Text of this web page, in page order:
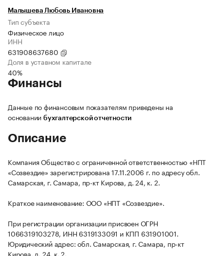
Малышева Любовь Ивановна
Тип субъекта
Физическое лицо
ИНН
631908637680
Доля в уставном капитале
40%
Финансы
Данные по финансовым показателям приведены на
основании бухгалтерской отчетности
Описание
Компания Общество с ограниченной ответственностью «НПТ
«Созвездие» зарегистрирована 17.11.2006 г. по адресу обл.
Самарская, г. Самара, пр-кт Кирова, д. 24, к. 2.
Краткое наименование: ООО «НПТ «Созвездие».
При регистрации организации присвоен ОГРН
1066319103278, ИНН 6319133091 и КПП 631901001.
Юридический адрес: обл. Самарская, г. Самара, пр-кт
Кирова, д. 24, к. 2.